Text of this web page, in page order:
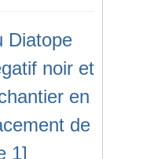
Diatope
noir et
en
de
1]